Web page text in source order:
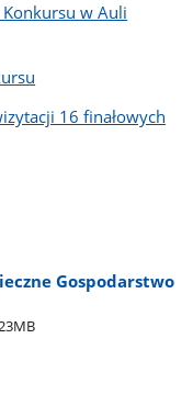
Konkursu w Auli
16 finałowych
Gospodarstwo